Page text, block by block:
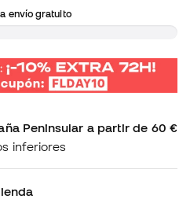
envío gratuito
Peninsular a partir de 60 €
inferiores